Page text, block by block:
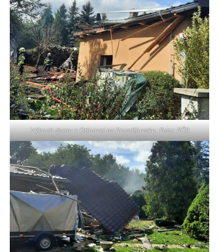
Výbuch domu v Otinovsi na Prostějovsku. Foto: PČR